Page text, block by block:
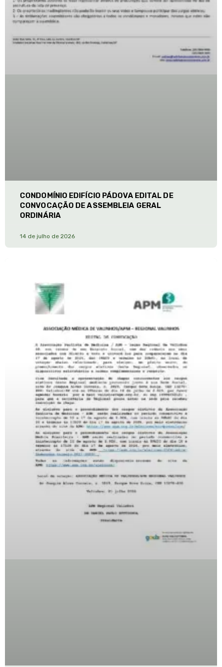
CONDOMÍNIO EDIFÍCIO PÁDOVA EDITAL DE
CONVOCAÇÃO DE ASSEMBLEIA GERAL
ORDINÁRIA
14 de julho de 2026